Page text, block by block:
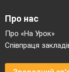
Про нас
Про «На Урок»
Співпраця